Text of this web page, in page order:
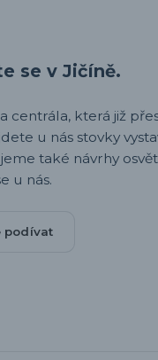
se v Jičíně.
centrála, která již
u nás stovky
také návrhy
u nás.
podívat